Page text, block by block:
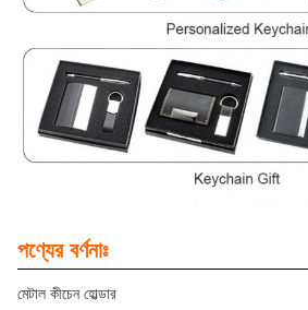
পণ্যের বর্ণনাঃ
মেটাল কীচেন হোল্ডার